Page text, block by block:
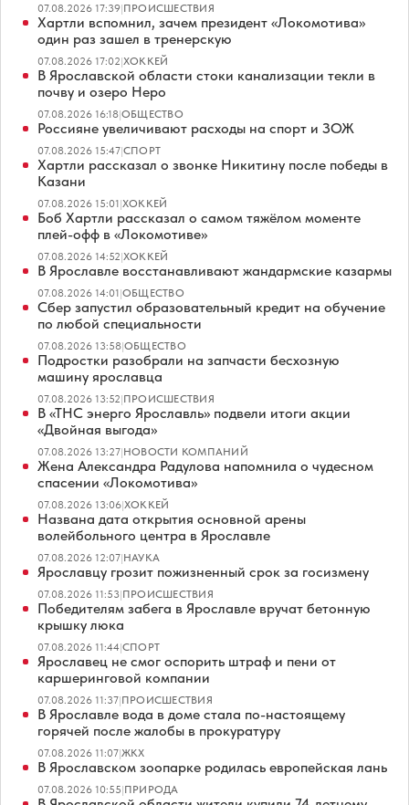
07.08.2026 17:39|ПРОИСШЕСТВИЯ
Хартли вспомнил, зачем президент «Локомотива»
один раз зашел в тренерскую
07.08.2026 17:02|ХОККЕЙ
В Ярославской области стоки канализации текли в
почву и озеро Неро
07.08.2026 16:18|ОБЩЕСТВО
Россияне увеличивают расходы на спорт и ЗОЖ
07.08.2026 15:47|СПОРТ
Хартли рассказал о звонке Никитину после победы в
Казани
07.08.2026 15:01|ХОККЕЙ
Боб Хартли рассказал о самом тяжёлом моменте
плей-офф в «Локомотиве»
07.08.2026 14:52|ХОККЕЙ
В Ярославле восстанавливают жандармские казармы
07.08.2026 14:01|ОБЩЕСТВО
Сбер запустил образовательный кредит на обучение
по любой специальности
07.08.2026 13:58|ОБЩЕСТВО
Подростки разобрали на запчасти бесхозную
машину ярославца
07.08.2026 13:52|ПРОИСШЕСТВИЯ
В «ТНС энерго Ярославль» подвели итоги акции
«Двойная выгода»
07.08.2026 13:27|НОВОСТИ КОМПАНИЙ
Жена Александра Радулова напомнила о чудесном
спасении «Локомотива»
07.08.2026 13:06|ХОККЕЙ
Названа дата открытия основной арены
волейбольного центра в Ярославле
07.08.2026 12:07|НАУКА
Ярославцу грозит пожизненный срок за госизмену
07.08.2026 11:53|ПРОИСШЕСТВИЯ
Победителям забега в Ярославле вручат бетонную
крышку люка
07.08.2026 11:44|СПОРТ
Ярославец не смог оспорить штраф и пени от
каршеринговой компании
07.08.2026 11:37|ПРОИСШЕСТВИЯ
В Ярославле вода в доме стала по-настоящему
горячей после жалобы в прокуратуру
07.08.2026 11:07|ЖКХ
В Ярославском зоопарке родилась европейская лань
07.08.2026 10:55|ПРИРОДА